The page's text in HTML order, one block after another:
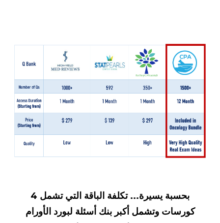
بحسبة يسيرة... تكلفة الباقة التي تشمل 4
كورسات وتشمل أكبر بنك أسئلة لبورد الأورام